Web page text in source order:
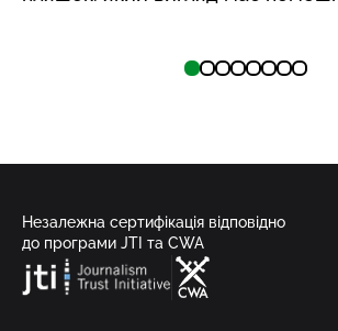
Незалежна сертифікація відповідно
до програми JTI та CWA